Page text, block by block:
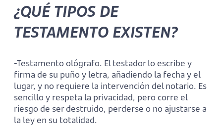
¿QUÉ TIPOS DE
TESTAMENTO EXISTEN?
-Testamento ológrafo. El testador lo escribe y
firma de su puño y letra, añadiendo la fecha y el
lugar, y no requiere la intervención del notario. Es
sencillo y respeta la privacidad, pero corre el
riesgo de ser destruido, perderse o no ajustarse a
la ley en su totalidad.